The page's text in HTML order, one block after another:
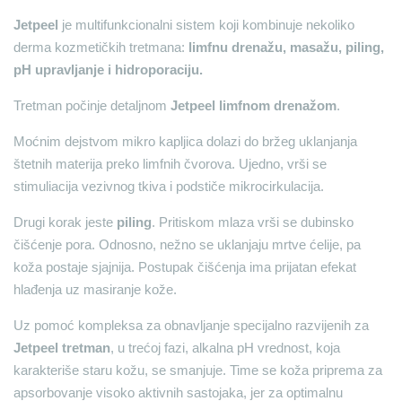
Jetpeel je multifunkcionalni sistem koji kombinuje nekoliko
derma kozmetičkih tretmana: limfnu drenažu, masažu, piling,
pH upravljanje i hidroporaciju.
Tretman počinje detaljnom Jetpeel limfnom drenažom.
Moćnim dejstvom mikro kapljica dolazi do bržeg uklanjanja
štetnih materija preko limfnih čvorova. Ujedno, vrši se
stimuliacija vezivnog tkiva i podstiče mikrocirkulacija.
Drugi korak jeste piling. Pritiskom mlaza vrši se dubinsko
čišćenje pora. Odnosno, nežno se uklanjaju mrtve ćelije, pa
koža postaje sjajnija. Postupak čišćenja ima prijatan efekat
hlađenja uz masiranje kože.
Uz pomoć kompleksa za obnavljanje specijalno razvijenih za
Jetpeel tretman, u trećoj fazi, alkalna pH vrednost, koja
karakteriše staru kožu, se smanjuje. Time se koža priprema za
apsorbovanje visoko aktivnih sastojaka, jer za optimalnu